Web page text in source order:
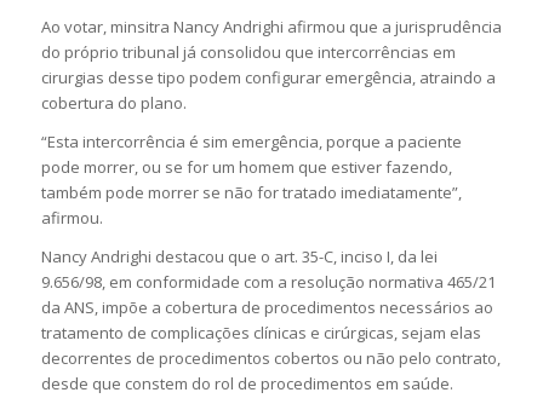
Ao votar, minsitra Nancy Andrighi afirmou que a jurisprudência
do próprio tribunal já consolidou que intercorrências em
cirurgias desse tipo podem configurar emergência, atraindo a
cobertura do plano.
“Esta intercorrência é sim emergência, porque a paciente
pode morrer, ou se for um homem que estiver fazendo,
também pode morrer se não for tratado imediatamente”,
afirmou.
Nancy Andrighi destacou que o art. 35-C, inciso I, da lei
9.656/98, em conformidade com a resolução normativa 465/21
da ANS, impõe a cobertura de procedimentos necessários ao
tratamento de complicações clínicas e cirúrgicas, sejam elas
decorrentes de procedimentos cobertos ou não pelo contrato,
desde que constem do rol de procedimentos em saúde.